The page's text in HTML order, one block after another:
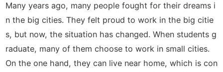
Many years ago, many people fought for their dreams i
n the big cities. They felt proud to work in the big citie
s, but now, the situation has changed. When students g
raduate, many of them choose to work in small cities.
On the one hand, they can live near home, which is con